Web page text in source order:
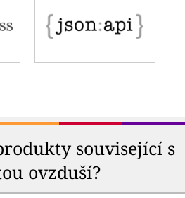
související s
ovzduší?